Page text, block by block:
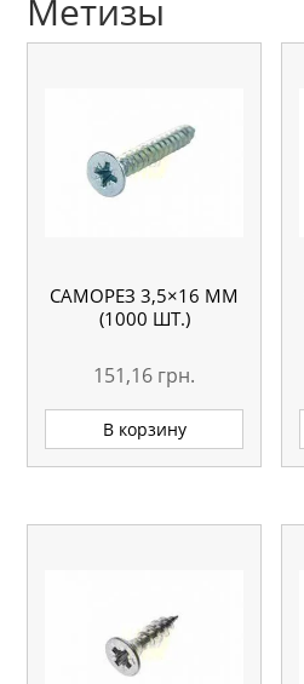
Метизы
САМОРЕЗ 3,5×16 ММ
(1000 ШТ.)
151,16 грн.
В корзину